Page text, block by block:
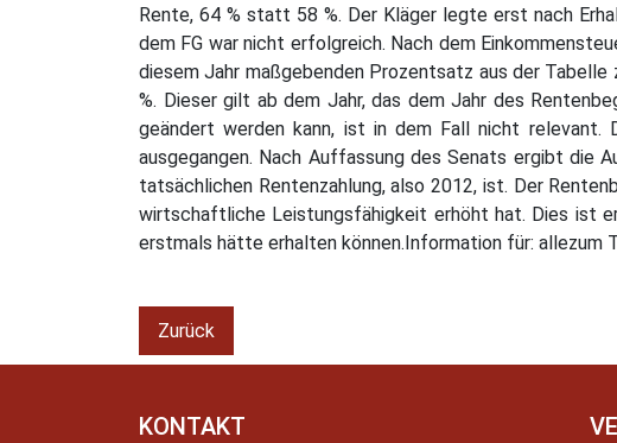
Rente, 64 % statt 58 %. Der Kläger legte erst nach
dem FG war nicht erfolgreich. Nach dem
diesem Jahr maßgebenden Prozentsatz aus der
%. Dieser gilt ab dem Jahr, das dem Jahr des
geändert werden kann, ist in dem Fall nicht relevant.
ausgegangen. Nach Auffassung des Senats ergibt die
tatsächlichen Rentenzahlung, also 2012, ist. Der
wirtschaftliche Leistungsfähigkeit erhöht hat. Dies ist
erstmals hätte erhalten können.Information für: allezum
Zurück
KONTAKT